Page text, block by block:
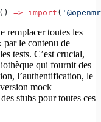
=> import (
remplacer toutes les
par le contenu de
tests. C’est crucial,
qui fournit des
l’authentification, le
mock
stubs pour toutes ces